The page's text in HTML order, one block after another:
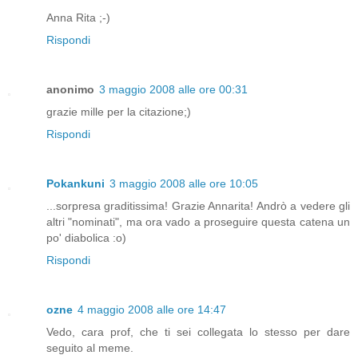
Anna Rita ;-)
Rispondi
anonimo 3 maggio 2008 alle ore 00:31
grazie mille per la citazione;)
Rispondi
Pokankuni 3 maggio 2008 alle ore 10:05
...sorpresa graditissima! Grazie Annarita! Andrò a vedere gli
altri "nominati", ma ora vado a proseguire questa catena un
po' diabolica :o)
Rispondi
ozne 4 maggio 2008 alle ore 14:47
Vedo, cara prof, che ti sei collegata lo stesso per dare
seguito al meme.